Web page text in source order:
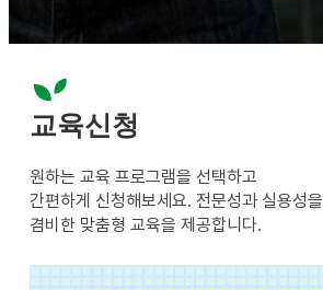
교육신청
원하는 교육 프로그램을 선택하고
간편하게 신청해보세요. 전문성과 실용성을
겸비한 맞춤형 교육을 제공합니다.